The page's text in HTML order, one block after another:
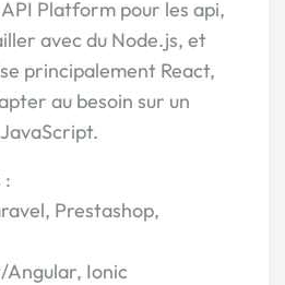
Platform pour les api,
avec du Node.js, et
principalement React,
au besoin sur un
:
Prestashop,
Ionic